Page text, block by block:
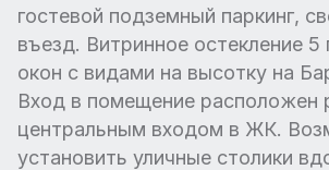
гостевой подземный паркинг,
въезд. Витринное остекление
окон с видами на высотку на
Вход в помещение расположен
центральным входом в ЖК.
установить уличные столики